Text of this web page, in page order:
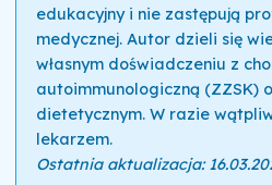
edukacyjny i nie zastępują
medycznej. Autor dzieli się
własnym doświadczeniu z
autoimmunologiczną (ZZSK)
dietetycznym. W razie
lekarzem.
Ostatnia aktualizacja: